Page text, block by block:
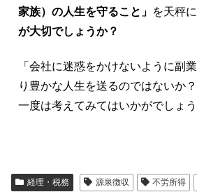
家族）の人生を守ること」 を天秤
が大切でしょうか？
「会社に迷惑をかけないように副
り豊かな人生を送るのではないか
一度は考えてみてはいかがでしょ
経理・税務 源泉徴収 不労所得